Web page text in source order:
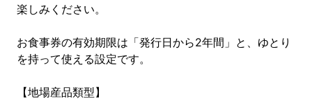
楽しみください。
お食事券の有効期限は「発行日から2年間」と、ゆとり
を持って使える設定です。
【地場産品類型】